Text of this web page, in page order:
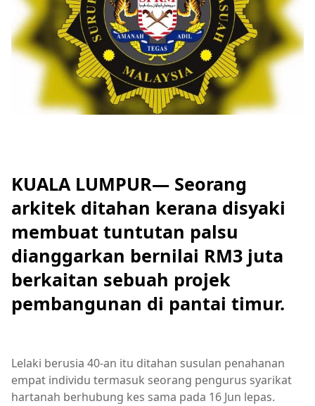
KUALA LUMPUR— Seorang
arkitek ditahan kerana disyaki
membuat tuntutan palsu
dianggarkan bernilai RM3 juta
berkaitan sebuah projek
pembangunan di pantai timur.
Lelaki berusia 40-an itu ditahan susulan penahanan
empat individu termasuk seorang pengurus syarikat
hartanah berhubung kes sama pada 16 Jun lepas.